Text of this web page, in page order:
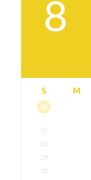
8
S M
26
27
28
29
30